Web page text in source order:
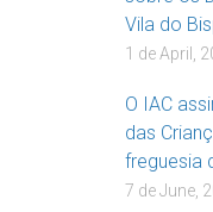
Vila do
1 de April,
O IAC
das
freguesia
7 de June,